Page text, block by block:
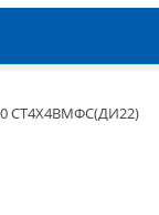
СТ4Х4ВМФС(ДИ22)